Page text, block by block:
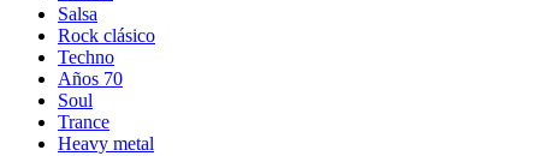
Salsa
Rock clásico
Techno
Años 70
Soul
Trance
Heavy metal